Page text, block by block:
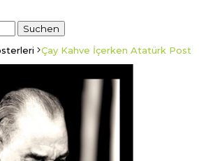
Çay Kahve İçerken Atatürk